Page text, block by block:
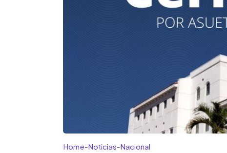
Home-Noticias-Nacional